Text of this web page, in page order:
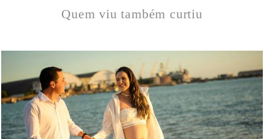
Quem viu também curtiu